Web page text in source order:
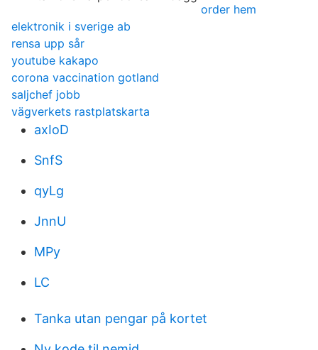
order hem
elektronik i sverige ab
rensa upp sår
youtube kakapo
corona vaccination gotland
saljchef jobb
vägverkets rastplatskarta
axIoD
SnfS
qyLg
JnnU
MPy
LC
Tanka utan pengar på kortet